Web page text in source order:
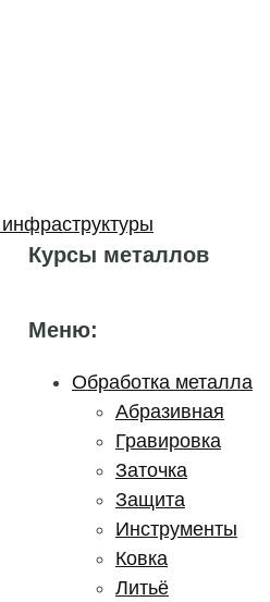
Курсы металлов
Меню:
Обработка металла
Абразивная
Гравировка
Заточка
Защита
Инструменты
Ковка
Литьё